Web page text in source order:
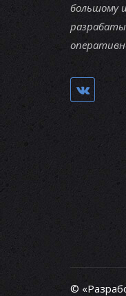
большому
©